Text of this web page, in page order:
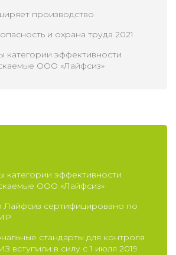
производство
и охрана труда 2021
категории эффективности
ООО «Лайфсиз»
категории эффективности
ООО «Лайфсиз»
Лайфсиз сертифицировано по
стандарты для контроля
вступили в силу с 1 июля 2019